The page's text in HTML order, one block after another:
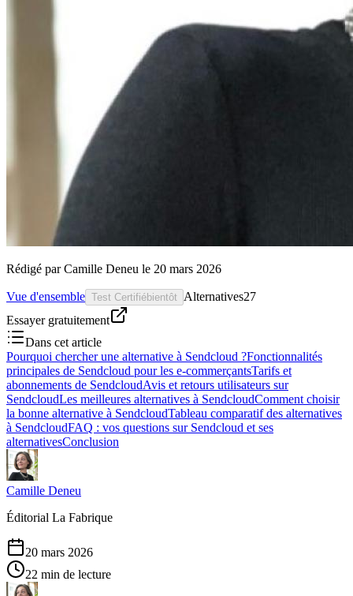
Rédigé par Camille Deneu le 20 mars 2026
Vue d'ensemble Test Certifiébientôt Alternatives27
Essayer gratuitement
Dans cet article
Pourquoi chercher une alternative à Sendcloud ?Fonctionnalités
principales de Sendcloud pour les e-commerçantsTarifs et
abonnements de SendcloudAvis et retours utilisateurs sur
SendcloudLes meilleures alternatives à SendcloudComment choisir
la bonne alternative à SendcloudTableau comparatif des alternatives
à SendcloudFAQ : vos questions sur Sendcloud et ses
alternativesConclusion
Camille Deneu
Éditorial La Fabrique
20 mars 2026
22 min de lecture